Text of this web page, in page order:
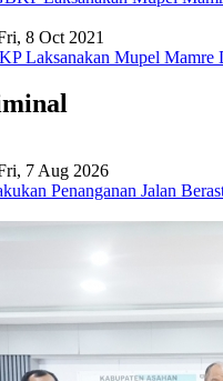
8 Oct 2021
Laksanakan Mupel Mamre
7 Aug 2026
Penanganan Jalan